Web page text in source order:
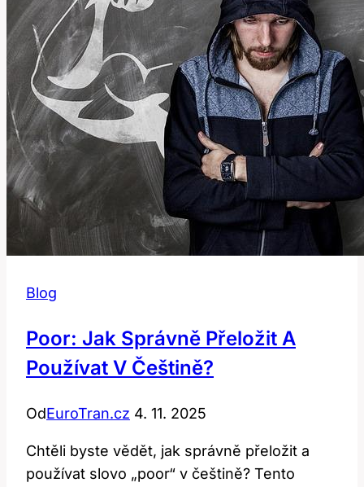
českém
slovníku!
Blog
Poor: Jak Správně Přeložit A
Používat V Češtině?
OdEuroTran.cz 4. 11. 2025
Chtěli byste vědět, jak správně přeložit a
používat slovo „poor“ v češtině? Tento